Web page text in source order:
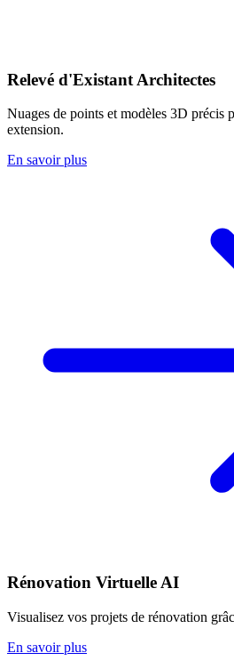
Relevé d'Existant Architectes
Nuages de points et modèles 3D précis
extension.
En savoir plus
Rénovation Virtuelle AI
Visualisez vos projets de rénovation
En savoir plus